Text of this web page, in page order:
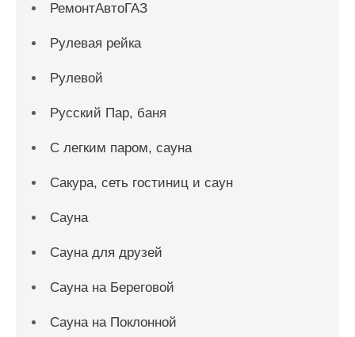
РемонтАвтоГАЗ
Рулевая рейка
Рулевой
Русский Пар, баня
С легким паром, сауна
Сакура, сеть гостиниц и саун
Сауна
Сауна для друзей
Сауна на Береговой
Сауна на Поклонной